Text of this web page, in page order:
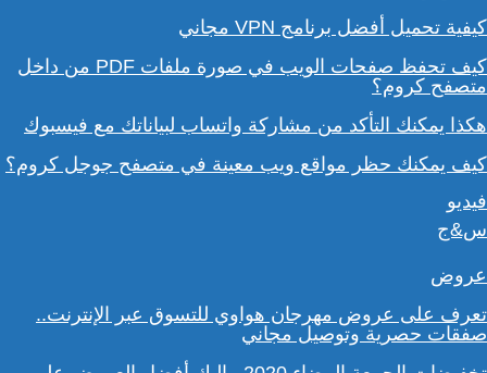
كيفية تحميل أفضل برنامج VPN مجاني
كيف تحفظ صفحات الويب في صورة ملفات PDF من داخل
متصفح كروم؟
هكذا يمكنك التأكد من مشاركة واتساب لبياناتك مع فيسبوك
كيف يمكنك حظر مواقع ويب معينة في متصفح جوجل كروم؟
فيديو
س&ج
عروض
تعرف على عروض مهرجان هواوي للتسوق عبر الإنترنت..
صفقات حصرية وتوصيل مجاني